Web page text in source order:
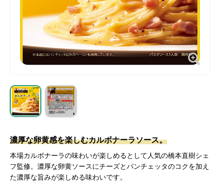
濃厚な卵黄感を楽しむカルボナーラソース。
本場カルボナーラの味わいが楽しめるとして人気の橋本直樹シェ
フ監修。濃厚な卵黄ソースにチーズとパンチェッタのコクを加え
た濃厚な旨みが楽しめる味わいです。